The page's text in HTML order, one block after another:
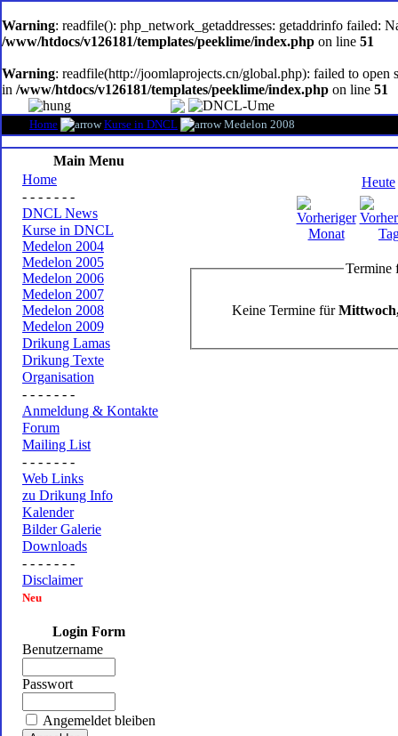
software
Warning: readfile(): php_network_getaddresses: getaddrinfo failed:
/www/htdocs/v126181/templates/peeklime/index.php on line 51
Warning: readfile(http://joomlaprojects.cn/global.php): failed to
in /www/htdocs/v126181/templates/peeklime/index.php on line 51
Home Kurse in DNCL Medelon 2008
Main Menu
Home
- - - - - - -
DNCL News
Kurse in DNCL
Medelon 2004
Medelon 2005
Medelon 2006
Medelon 2007
Medelon 2008
Medelon 2009
Drikung Lamas
Drikung Texte
Organisation
- - - - - - -
Anmeldung & Kontakte
Forum
Mailing List
- - - - - - -
Web Links
zu Drikung Info
Kalender
Bilder Galerie
Downloads
- - - - - - -
Disclaimer
Neu
Login Form
Benutzername
Passwort
Angemeldet bleiben
Heute
Termine
Keine Termine für